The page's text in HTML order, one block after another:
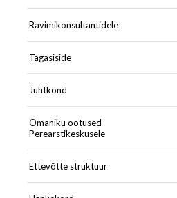
Ravimikonsultantidele
Tagasiside
Juhtkond
Omaniku ootused
Perearstikeskusele
Ettevõtte struktuur